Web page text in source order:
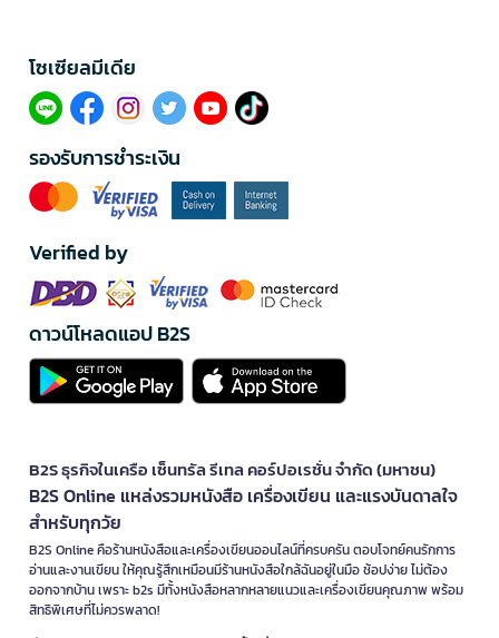
โซเซียลมีเดีย​
รองรับการชำระเงิน
Verified by
ดาวน์โหลดแอป B2S
B2S ธุรกิจในเครือ เซ็นทรัล รีเทล คอร์ปอเรชั่น จำกัด (มหาชน)
B2S Online แหล่งรวมหนังสือ เครื่องเขียน และแรงบันดาลใจ
สำหรับทุกวัย
B2S Online คือร้านหนังสือและเครื่องเขียนออนไลน์ที่ครบครัน ตอบโจทย์คนรักการ
อ่านและงานเขียน ให้คุณรู้สึกเหมือนมีร้านหนังสือใกล้ฉันอยู่ในมือ ช้อปง่าย ไม่ต้อง
ออกจากบ้าน เพราะ b2s มีทั้งหนังสือหลากหลายแนวและเครื่องเขียนคุณภาพ พร้อม
สิทธิพิเศษที่ไม่ควรพลาด!